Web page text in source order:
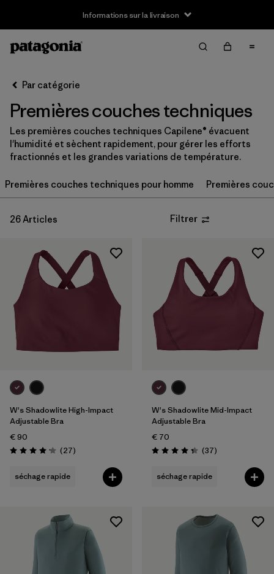
Informations sur la livraison
Filtrer par
Taille
6-12m (2)
2 ans (2)
3 ans (2)
4 ans (2)
5 ans
Tout afficher (5)
Filtrer par
Prix
Filtrer par
Coupe
Filtrer par
Couleur
Filtrer par
Filtrer par
Sport
Par catégorie
Premières couches techniques
Les premières couches techniques Capilene® évacuent
l'humidité et sèchent rapidement, pour gérer les efforts
fractionnés et les grandes variations de température.
Premières couches techniques pour homme Premières
26 Articles Filtrer
W's Shadowlite High-Impact
Adjustable Bra
€ 90
Évaluation: 4.2 / 5
(27Avis
)
séchage rapide
W's Shadowlite Mid-Impact
Adjustable Bra
€ 70
Évaluation: 4.4 / 5
(37Avis
)
séchage rapide